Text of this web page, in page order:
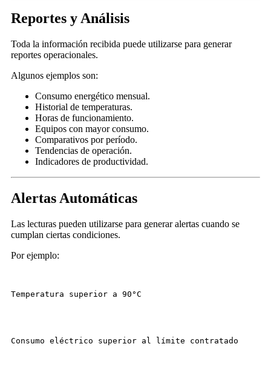
Reportes y Análisis
Toda la información recibida puede utilizarse para generar
reportes operacionales.
Algunos ejemplos son:
Consumo energético mensual.
Historial de temperaturas.
Horas de funcionamiento.
Equipos con mayor consumo.
Comparativos por período.
Tendencias de operación.
Indicadores de productividad.
Alertas Automáticas
Las lecturas pueden utilizarse para generar alertas cuando se
cumplan ciertas condiciones.
Por ejemplo:
Temperatura superior a 90°C
Consumo eléctrico superior al límite contratado